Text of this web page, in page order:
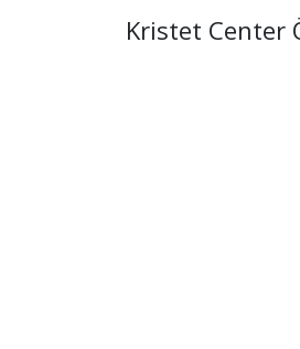
Kristet Center